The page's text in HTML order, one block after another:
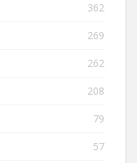
362
269
262
208
79
57